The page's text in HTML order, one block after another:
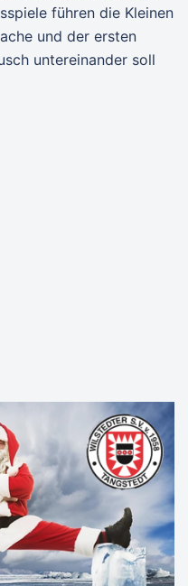
führen die Kleinen
und der ersten
untereinander soll